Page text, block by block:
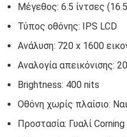
Μέγεθος: 6.5 ίντσες
Τύπος οθόνης: IPS LCD
Ανάλυση: 720 x 1600
Αναλογία απεικόνισης:
Brightness: 400 nits
Οθόνη χωρίς πλαίσιο:
Προστασία: Γυαλί Corning